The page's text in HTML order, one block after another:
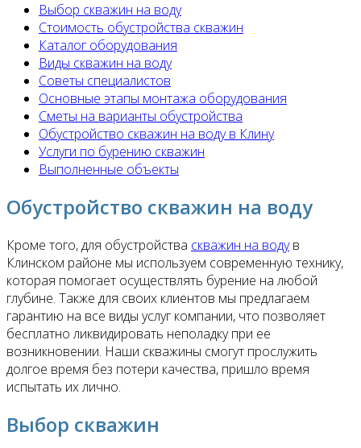
Выбор скважин на воду
Стоимость обустройства скважин
Каталог оборудования
Виды скважин на воду
Советы специалистов
Основные этапы монтажа оборудования
Сметы на варианты обустройства
Обустройство скважин на воду в Клину
Услуги по бурению скважин
Выполненные объекты
Обустройство скважин на воду
Кроме того, для обустройства скважин на водув
Клинском районе мы используем современную технику,
которая помогает осуществлять бурение на любой
глубине. Также для своих клиентов мы предлагаем
гарантию на все виды услуг компании, что позволяет
бесплатно ликвидировать неполадку при ее
возникновении. Наши скважины смогут прослужить
долгое время без потери качества, пришло время
испытать их лично.
Выбор скважин